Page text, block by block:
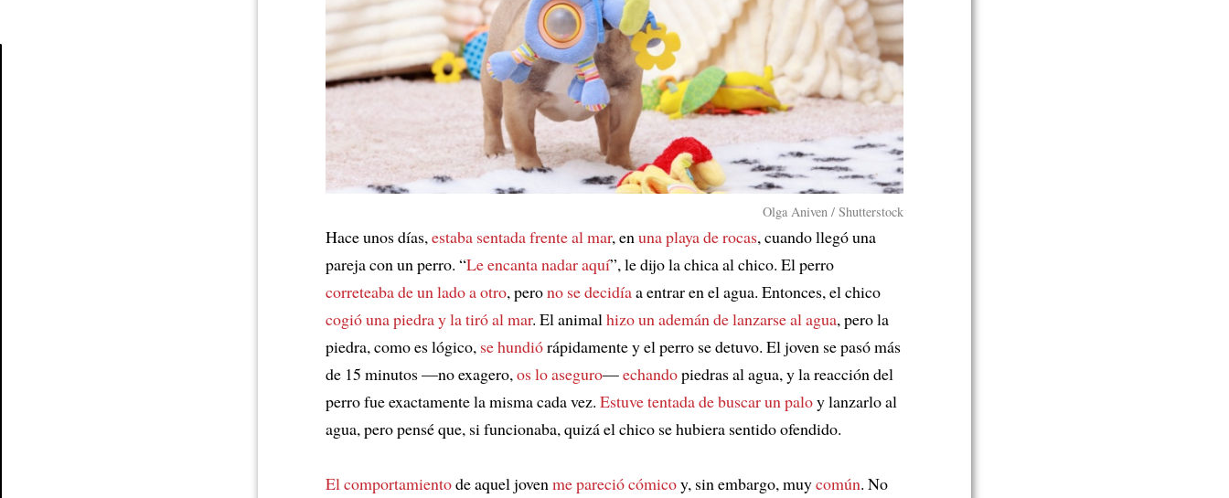
Olga Aniven / Shutterstock
Hace unos días, estaba sentada frente al mar, en una playa de rocas, cuando llegó una
pareja con un perro. “Le encanta nadar aquí”, le dijo la chica al chico. El perro
correteaba de un lado a otro, perono se decidíaa entrar en el agua. Entonces, el chico
cogió una piedra y la tiró al mar. El animal hizo un ademán de lanzarse al agua, pero la
piedra, como es lógico, se hundiórápidamente y el perro se detuvo. El joven se pasó más
de 15 minutos —no exagero, os lo aseguro—echandopiedras al agua, y la reacción del
perro fue exactamente la misma cada vez. Estuve tentada de buscar un paloy lanzarlo al
agua, pero pensé que, si funcionaba, quizá el chico se hubiera sentido ofendido.
El comportamientode aquel joven me pareció cómicoy, sin embargo, muycomún. No